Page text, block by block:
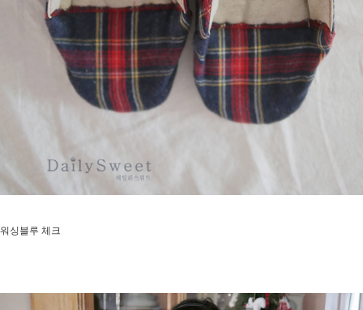
워싱블루 체크